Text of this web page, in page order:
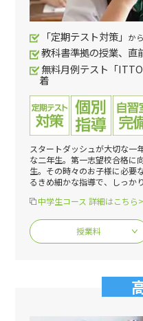
「定期テスト対策」 から
教科書準拠の授業、直
無料月例テスト「ITTO
着
スタートダッシュが大切な一
な二年生。第一志望校合格に
生。その時々のお子様に必要
るきめ細かな指導で、しっか
中学生コース 詳細はこちら
授業料